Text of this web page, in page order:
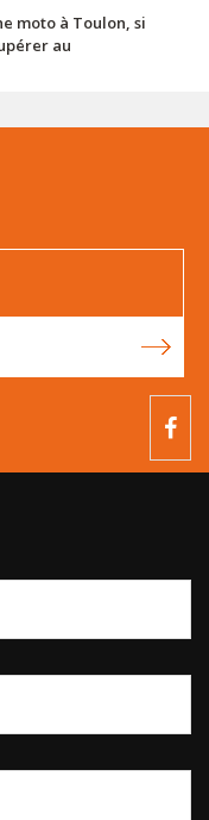
moto à Toulon, si
au